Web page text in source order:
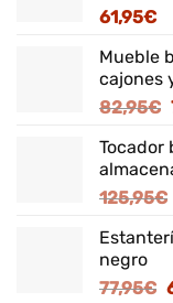
61,95€
Mueble
cajones
82,95€
Tocador
125,95€
negro
77,95€